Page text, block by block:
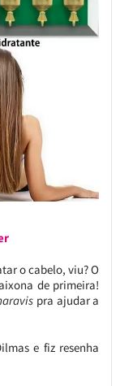
o cabelo, viu? O
de primeira!
pra ajudar a
e fiz resenha